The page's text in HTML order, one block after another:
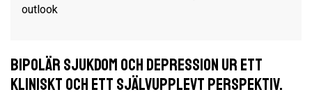
outlook
Bipolär sjukdom och depression ur ett
kliniskt och ett självupplevt perspektiv.